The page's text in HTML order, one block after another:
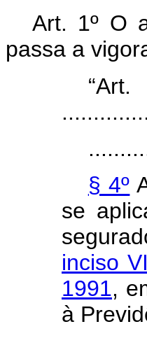
Art. 1º O
passa a
§ 4º
se
inciso
1991,
à